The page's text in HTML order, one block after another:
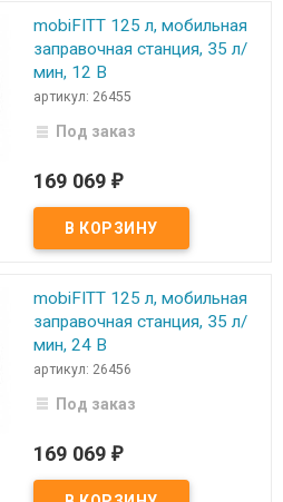
mobiFITT 125 л, мобильная
заправочная станция, 35 л/
мин, 12 В
артикул: 26455
Под заказ
169 069 ₽
mobiFITT 125 л, мобильная
заправочная станция, 35 л/
мин, 24 В
артикул: 26456
Под заказ
169 069 ₽